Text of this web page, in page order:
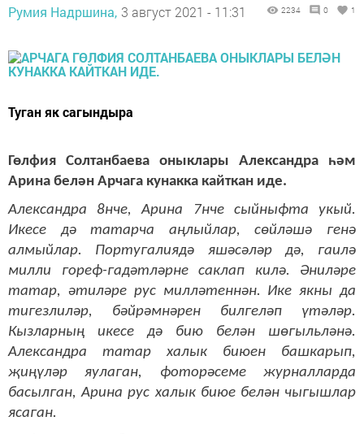
Румия Надршина, 3 август 2021 - 11:31 2234 0 1
Туган як сагындыра
Гөлфия Солтанбаева оныклары Александра һәм
Арина белән Арчага кунакка кайткан иде.
Александра 8нче, Арина 7нче сыйныфта укый.
Икесе дә татарча аңлыйлар, сөйләшә генә
алмыйлар. Португалиядә яшәсәләр дә, гаилә
милли гореф-гадәтләрне саклап килә. Әниләре
татар, әтиләре рус милләтеннән. Ике якны да
тигезлиләр, бәйрәмнәрен билгеләп үтәләр.
Кызларның икесе дә бию белән шөгыльләнә.
Александра татар халык биюен башкарып,
җиңүләр яулаган, фоторәсеме журналларда
басылган, Арина рус халык биюе белән чыгышлар
ясаган.